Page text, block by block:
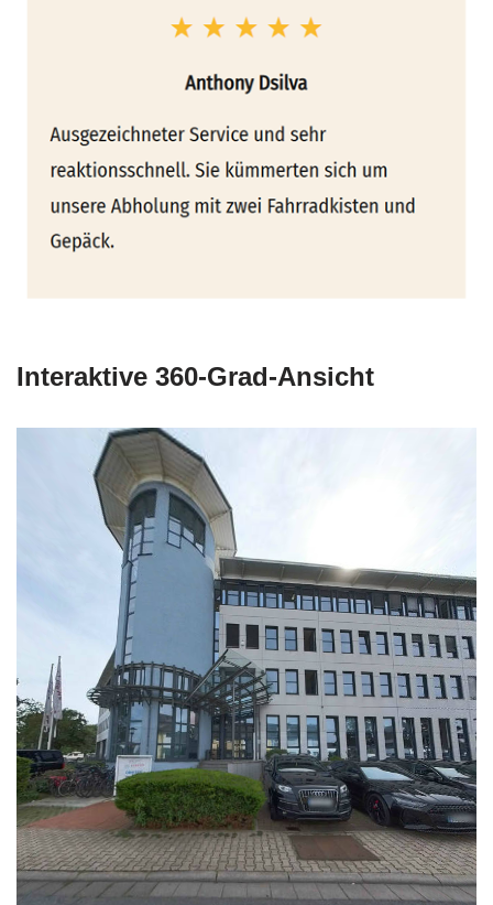
Interaktive 360-Grad-Ansicht